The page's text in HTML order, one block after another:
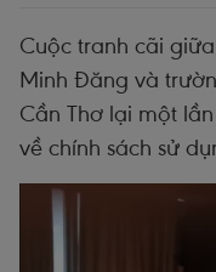
Cuộc tranh cãi
Minh Đăng và
Cần Thơ lại một
về chính sách sử